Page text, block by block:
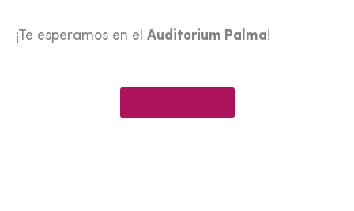
¡Te esperamos en el Auditorium Palma!